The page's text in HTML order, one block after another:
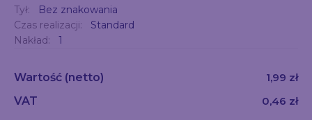
Tył:
Bez znakowania
Czas realizacji:
Standard
Nakład:
1
Wartość (netto)
1,99 zł
VAT
0,46 zł